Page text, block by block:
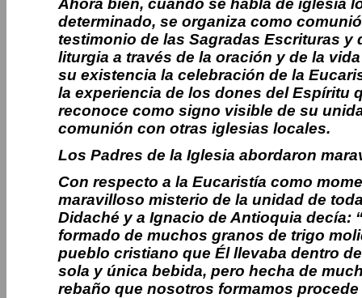
Ahora bien, cuando se habla de iglesia
determinado, se organiza como
testimonio de las Sagradas Escrituras
liturgia a través de la oración y de la
su existencia la celebración de la
la experiencia de los dones del Espíritu
reconoce como signo visible de su
comunión con otras iglesias locales.
Los Padres de la Iglesia abordaron
Con respecto a la Eucaristía como
maravilloso misterio de la unidad de
Didaché y a Ignacio de Antioquia decía:
formado de muchos granos de trigo
pueblo cristiano que Él llevaba dentro
sola y única bebida, pero hecha de
rebaño que nosotros formamos